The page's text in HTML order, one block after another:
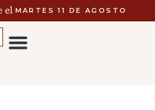
el MARTES 11 DE AGOSTO